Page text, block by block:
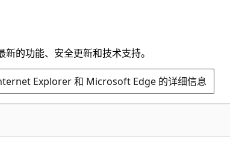
的功能、安全更新和技术支持。
Explorer 和 Microsoft Edge 的详细信息